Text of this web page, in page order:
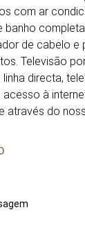
com ar
banho
de cabelo e
Televisão
directa,
acesso à
através do